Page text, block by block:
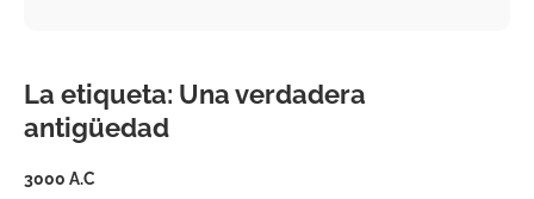
La etiqueta: Una verdadera
antigüedad
3000 A.C